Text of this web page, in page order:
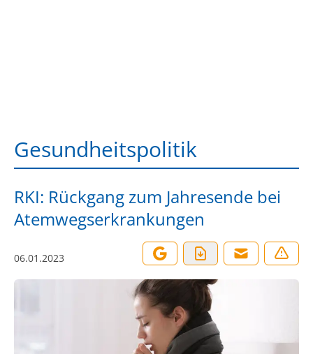
Gesundheitspolitik
RKI: Rückgang zum Jahresende bei
Atemwegserkrankungen
06.01.2023